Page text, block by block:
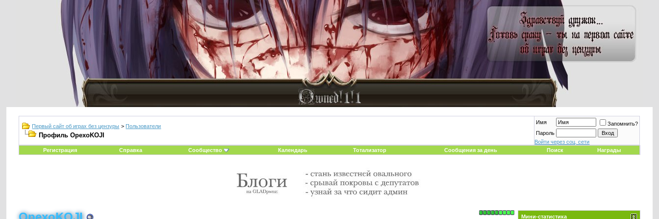
Первый сайт об играх без цензуры > Пользователи
Профиль OpexoKOJI
Имя
Запомнить?
Пароль
Войти через соц. сети
Регистрация
Справка Сообщество Календарь Тотализатор Сообщения за день Поиск Награды
Мини-статистика